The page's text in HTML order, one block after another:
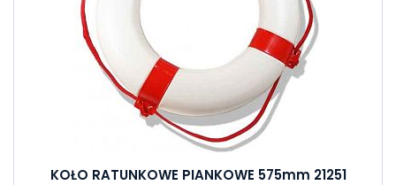
KOŁO RATUNKOWE PIANKOWE 575mm 21251